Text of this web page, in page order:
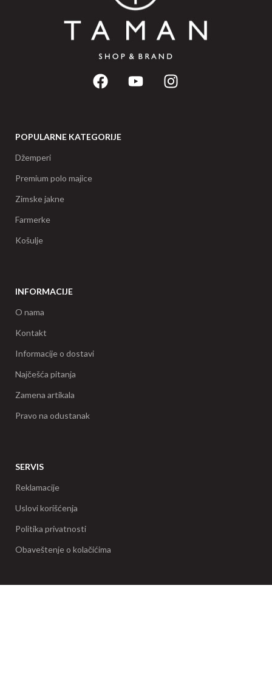
POPULARNE KATEGORIJE
Džemperi
Premium polo majice
Zimske jakne
Farmerke
Košulje
INFORMACIJE
O nama
Kontakt
Informacije o dostavi
Najčešća pitanja
Zamena artikala
Pravo na odustanak
SERVIS
Reklamacije
Uslovi korišćenja
Politika privatnosti
Obaveštenje o kolačićima